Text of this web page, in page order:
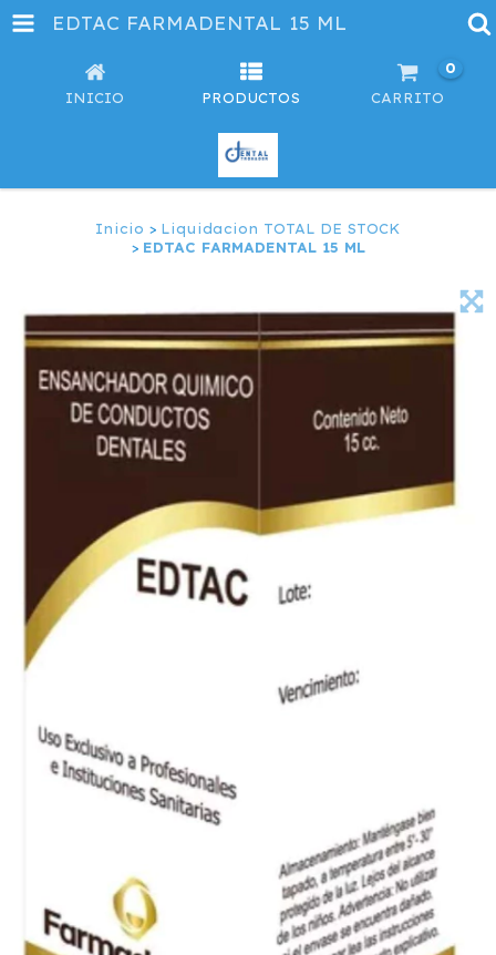
EDTAC FARMADENTAL 15 ML
INICIO PRODUCTOS CARRITO
0
Inicio > Liquidacion TOTAL DE STOCK
> EDTAC FARMADENTAL 15 ML